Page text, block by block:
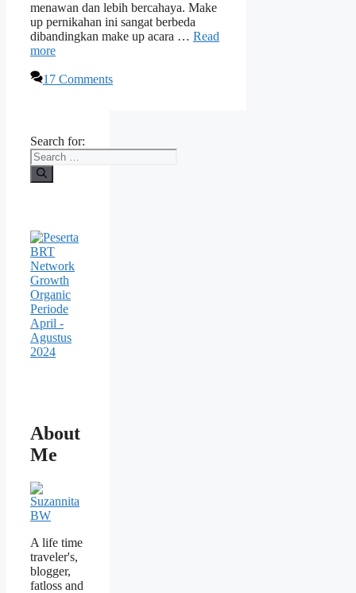
menawan dan lebih bercahaya. Make
up pernikahan ini sangat berbeda
dibandingkan make up acara … Read
more
17 Comments
Search for:
About
Me
A life time
traveler's,
blogger,
fatloss and